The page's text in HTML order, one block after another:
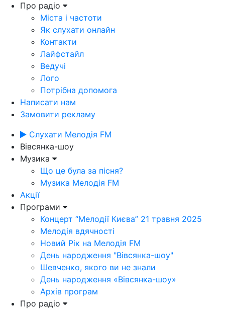
Про радіо
Міста і частоти
Як слухати онлайн
Контакти
Лайфстайл
Ведучі
Лого
Потрібна допомога
Написати нам
Замовити рекламу
Слухати Мелодія FM
Вівсянка-шоу
Музика
Що це була за пісня?
Музика Мелодія FM
Акції
Програми
Концерт “Мелодії Києва” 21 травня 2025
Мелодія вдячності
Новий Рік на Мелодія FM
День народження "Вівсянка-шоу"
Шевченко, якого ви не знали
День народження «Вівсянка-шоу»
Архів програм
Про радіо